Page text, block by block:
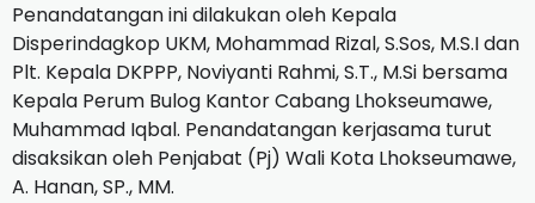
Penandatangan ini dilakukan oleh Kepala
Disperindagkop UKM, Mohammad Rizal, S.Sos, M.S.I dan
Plt. Kepala DKPPP, Noviyanti Rahmi, S.T., M.Si bersama
Kepala Perum Bulog Kantor Cabang Lhokseumawe,
Muhammad Iqbal. Penandatangan kerjasama turut
disaksikan oleh Penjabat (Pj) Wali Kota Lhokseumawe,
A. Hanan, SP., MM.